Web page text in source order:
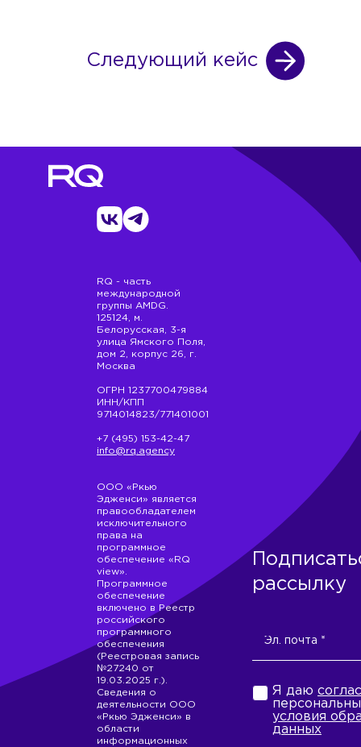
Следующий кейс
RQ - часть
международной
группы AMDG.
125124, м.
Белорусская, 3-я
улица Ямского Поля,
дом 2, корпус 26, г.
Москва
ОГРН 1237700479884
ИНН/КПП
9714014823/771401001
+7 (495) 153-42-47
info@rq.agency
ООО «Ркью
Эдженси» является
правообладателем
исключительного
права на
программное
обеспечение «RQ
view».
Программное
обеспечение
включено в Реестр
российского
программного
обеспечения
(Реестровая запись
№27240 от
19.03.2025 г.).
Сведения о
деятельности ООО
«Ркью Эдженси» в
области
информационных
рассылку
Я даю
условия
данных